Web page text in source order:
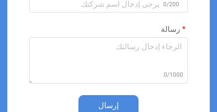
0/200
رسالة
0/1000
إرسال